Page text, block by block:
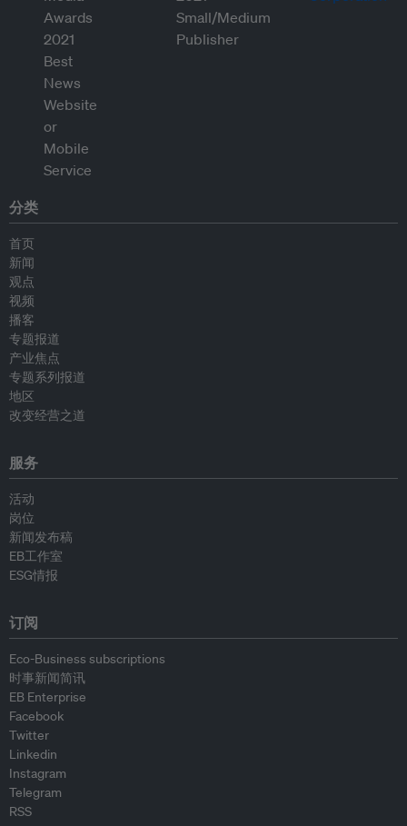
分类
首页
新闻
观点
视频
播客
专题报道
产业焦点
专题系列报道
地区
改变经营之道
服务
活动
岗位
新闻发布稿
EB工作室
ESG情报
订阅
Eco-Business subscriptions
时事新闻简讯
EB Enterprise
Facebook
Twitter
Linkedin
Instagram
Telegram
RSS